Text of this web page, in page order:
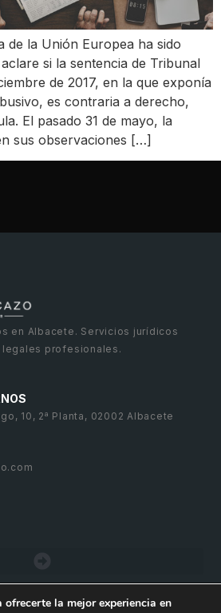
de la Unión Europea ha sido
si la sentencia de Tribunal
de 2017, en la que exponía
es contraria a derecho,
El pasado 31 de mayo, la
sus observaciones […]
en Albacete. Servicios jurídicos
profesionales.
10, 2ª Planta, 02002 Albacete
la mejor experiencia en